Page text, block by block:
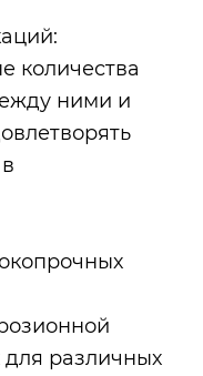
количества
ними и
для различных